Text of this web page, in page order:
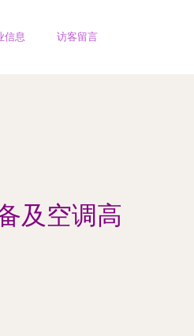
信息 访客留言
及空调高